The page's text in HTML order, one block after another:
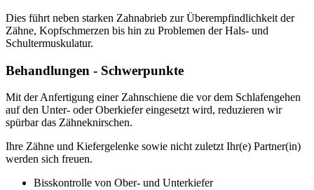
Dies führt neben starken Zahnabrieb zur Überempfindlichkeit der
Zähne, Kopfschmerzen bis hin zu Problemen der Hals- und
Schultermuskulatur.
Behandlungen - Schwerpunkte
Mit der Anfertigung einer Zahnschiene die vor dem Schlafengehen
auf den Unter- oder Oberkiefer eingesetzt wird, reduzieren wir
spürbar das Zähneknirschen.
Ihre Zähne und Kiefergelenke sowie nicht zuletzt Ihr(e) Partner(in)
werden sich freuen.
Bisskontrolle von Ober- und Unterkiefer